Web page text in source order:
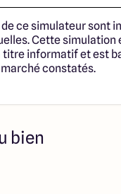
ce simulateur sont
Cette simulation
titre informatif et est
constatés.
bien